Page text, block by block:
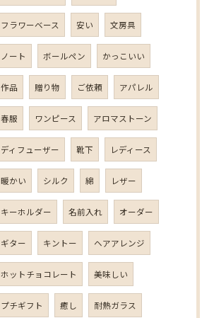
フラワーベース 安い 文房具
ノート ボールペン かっこいい
作品 贈り物 ご依頼 アパレル
春服 ワンピース アロマストーン
ディフューザー 靴下 レディース
暖かい シルク 綿 レザー
キーホルダー 名前入れ オーダー
ギター キントー ヘアアレンジ
ホットチョコレート 美味しい
プチギフト 癒し 耐熱ガラス